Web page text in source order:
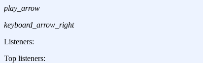
play_arrow
keyboard_arrow_right
Listeners:
Top listeners: